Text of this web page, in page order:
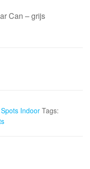
Can – grijs
Spots Indoor Tags: